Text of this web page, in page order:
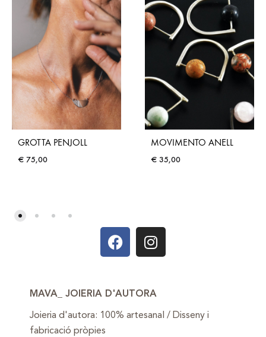
GROTTA PENJOLL
€ 75,00
MOVIMENTO ANELL
€ 35,00
MAVA_ JOIERIA D'AUTORA
Joieria d'autora: 100% artesanal / Disseny i
fabricació pròpies